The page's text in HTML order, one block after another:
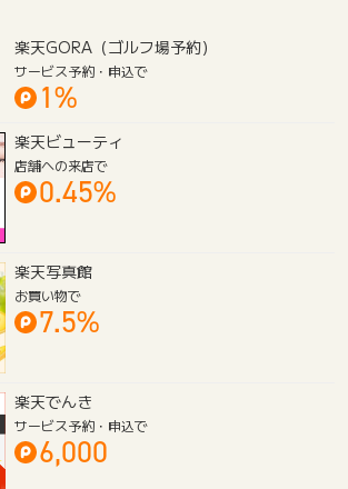
楽天GORA（ゴルフ場予約）
サービス予約・申込で
1%
楽天ビューティ
店舗への来店で
楽天写真館
お買い物で
楽天でんき
サービス予約・申込で